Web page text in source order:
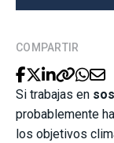
COMPARTIR
Si trabajas en
probablemente
los objetivos